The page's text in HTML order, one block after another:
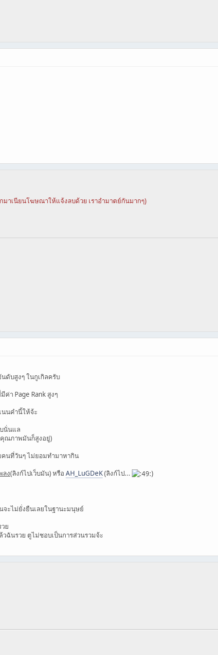
มาเนียนโฆษณาให้แจ้งลบด้วย เราอำมาตย์กันมากๆ)
ดับสูงๆ ในกูเกิลครับ
ค่า Page Rank สูงๆ
นนคำนี้ให้จ้ะ
นั่นแล
ณภาพมันก็สูงอยู่)
นที่วันๆ ไม่ยอมทำมาหากิน
ลง(ลิงก์ไปเว็บมัน) หรือ AH_LuGDeK(ลิงก์ไป... )
จะไม่ยั่งยืนเลยในฐานะมนุษย์
ย
ฉันรวย ตูไม่ชอบเป็นการส่วนรวมจ้ะ